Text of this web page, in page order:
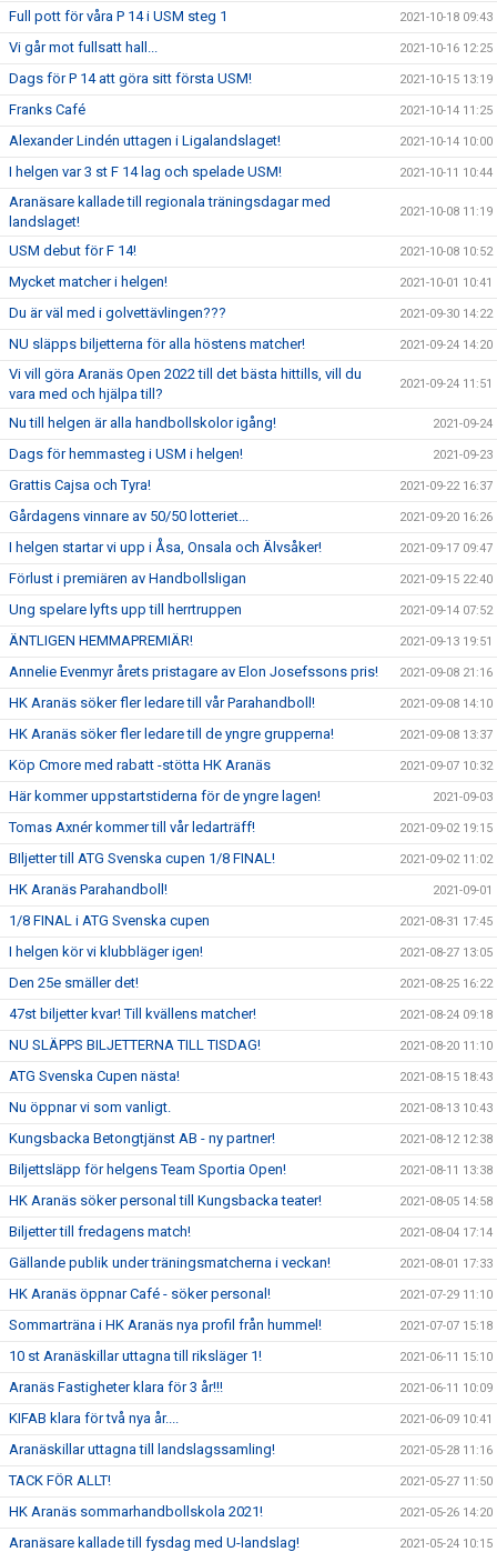
Full pott för våra P 14 i USM steg 1 2021-10-18 09:43
Vi går mot fullsatt hall... 2021-10-16 12:25
Dags för P 14 att göra sitt första USM! 2021-10-15 13:19
Franks Café 2021-10-14 11:25
Alexander Lindén uttagen i Ligalandslaget! 2021-10-14 10:00
I helgen var 3 st F 14 lag och spelade USM! 2021-10-11 10:44
Aranäsare kallade till regionala träningsdagar med
landslaget!
2021-10-08 11:19
USM debut för F 14! 2021-10-08 10:52
Mycket matcher i helgen! 2021-10-01 10:41
Du är väl med i golvettävlingen??? 2021-09-30 14:22
NU släpps biljetterna för alla höstens matcher! 2021-09-24 14:20
Vi vill göra Aranäs Open 2022 till det bästa hittills, vill du
vara med och hjälpa till?
2021-09-24 11:51
Nu till helgen är alla handbollskolor igång! 2021-09-24
Dags för hemmasteg i USM i helgen! 2021-09-23
Grattis Cajsa och Tyra! 2021-09-22 16:37
Gårdagens vinnare av 50/50 lotteriet... 2021-09-20 16:26
I helgen startar vi upp i Åsa, Onsala och Älvsåker! 2021-09-17 09:47
Förlust i premiären av Handbollsligan 2021-09-15 22:40
Ung spelare lyfts upp till herrtruppen 2021-09-14 07:52
ÄNTLIGEN HEMMAPREMIÄR! 2021-09-13 19:51
Annelie Evenmyr årets pristagare av Elon Josefssons pris! 2021-09-08 21:16
HK Aranäs söker fler ledare till vår Parahandboll! 2021-09-08 14:10
HK Aranäs söker fler ledare till de yngre grupperna! 2021-09-08 13:37
Köp Cmore med rabatt -stötta HK Aranäs 2021-09-07 10:32
Här kommer uppstartstiderna för de yngre lagen! 2021-09-03
Tomas Axnér kommer till vår ledarträff! 2021-09-02 19:15
BIljetter till ATG Svenska cupen 1/8 FINAL! 2021-09-02 11:02
HK Aranäs Parahandboll! 2021-09-01
1/8 FINAL i ATG Svenska cupen 2021-08-31 17:45
I helgen kör vi klubbläger igen! 2021-08-27 13:05
Den 25e smäller det! 2021-08-25 16:22
47st biljetter kvar! Till kvällens matcher! 2021-08-24 09:18
NU SLÄPPS BILJETTERNA TILL TISDAG! 2021-08-20 11:10
ATG Svenska Cupen nästa! 2021-08-15 18:43
Nu öppnar vi som vanligt. 2021-08-13 10:43
Kungsbacka Betongtjänst AB - ny partner! 2021-08-12 12:38
Biljettsläpp för helgens Team Sportia Open! 2021-08-11 13:38
HK Aranäs söker personal till Kungsbacka teater! 2021-08-05 14:58
Biljetter till fredagens match! 2021-08-04 17:14
Gällande publik under träningsmatcherna i veckan! 2021-08-01 17:33
HK Aranäs öppnar Café - söker personal! 2021-07-29 11:10
Sommarträna i HK Aranäs nya profil från hummel! 2021-07-07 15:18
10 st Aranäskillar uttagna till riksläger 1! 2021-06-11 15:10
Aranäs Fastigheter klara för 3 år!!! 2021-06-11 10:09
KIFAB klara för två nya år.... 2021-06-09 10:41
Aranäskillar uttagna till landslagssamling! 2021-05-28 11:16
TACK FÖR ALLT! 2021-05-27 11:50
HK Aranäs sommarhandbollskola 2021! 2021-05-26 14:20
Aranäsare kallade till fysdag med U-landslag! 2021-05-24 10:15